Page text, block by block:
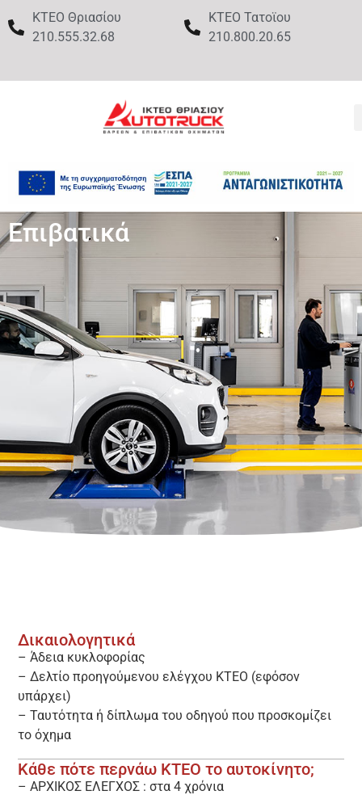
ΚΤΕΟ Θριασίου
210.555.32.68
ΚΤΕΟ Τατοϊου
210.800.20.65
Επιβατικά
Δικαιολογητικά
– Άδεια κυκλοφορίας
– Δελτίο προηγούμενου ελέγχου KTEO (εφόσον
υπάρχει)
– Ταυτότητα ή δίπλωμα του οδηγού που προσκομίζει
το όχημα
Κάθε πότε περνάω ΚΤΕΟ το αυτοκίνητο;
– ΑΡΧΙΚΟΣ ΕΛΕΓΧΟΣ : στα 4 χρόνια